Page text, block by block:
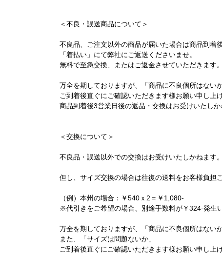
＜不良・誤送商品について＞
不良品、ご注文以外の商品が届いた場合は商品到着
「着払い」にて弊社にご返送くださいませ。
無料で至急交換、またはご返金させていただきます。
万全を期しておりますが、「商品に不良個所はない
ご到着後直ぐにご確認いただきます様お願い申し上げ
商品到着後3営業日後の返品・交換はお受けいたし
＜交換について＞
不良品・誤送以外での交換はお受けいたしかねます。
但し、サイズ交換の場合は往復の送料をお客様負担
（例）本州の場合：￥540ｘ2＝￥1,080-
※代引きをご希望の場合、別途手数料が￥324-発生
万全を期しておりますが、「商品に不良個所はない
また、「サイズは問題ないか」
ご到着後直ぐにご確認いただきます様お願い申し上げ